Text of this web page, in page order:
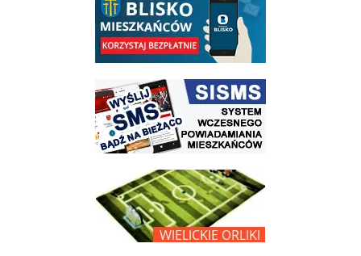
link do strony systemu wczesnego ostrzegania mieszkańców SISMS
link do opisu projektu Wielickie Orliki